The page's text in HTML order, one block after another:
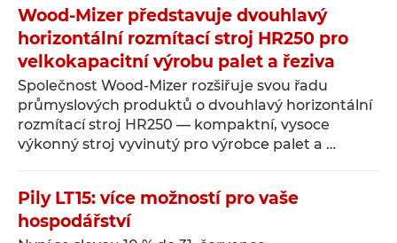
Wood-Mizer představuje dvouhlavý
horizontální rozmítací stroj HR250 pro
velkokapacitní výrobu palet a řeziva
Společnost Wood-Mizer rozšiřuje svou řadu
průmyslových produktů o dvouhlavý horizontální
rozmítací stroj HR250 — kompaktní, vysoce
výkonný stroj vyvinutý pro výrobce palet a …
Pily LT15: více možností pro vaše
hospodářství